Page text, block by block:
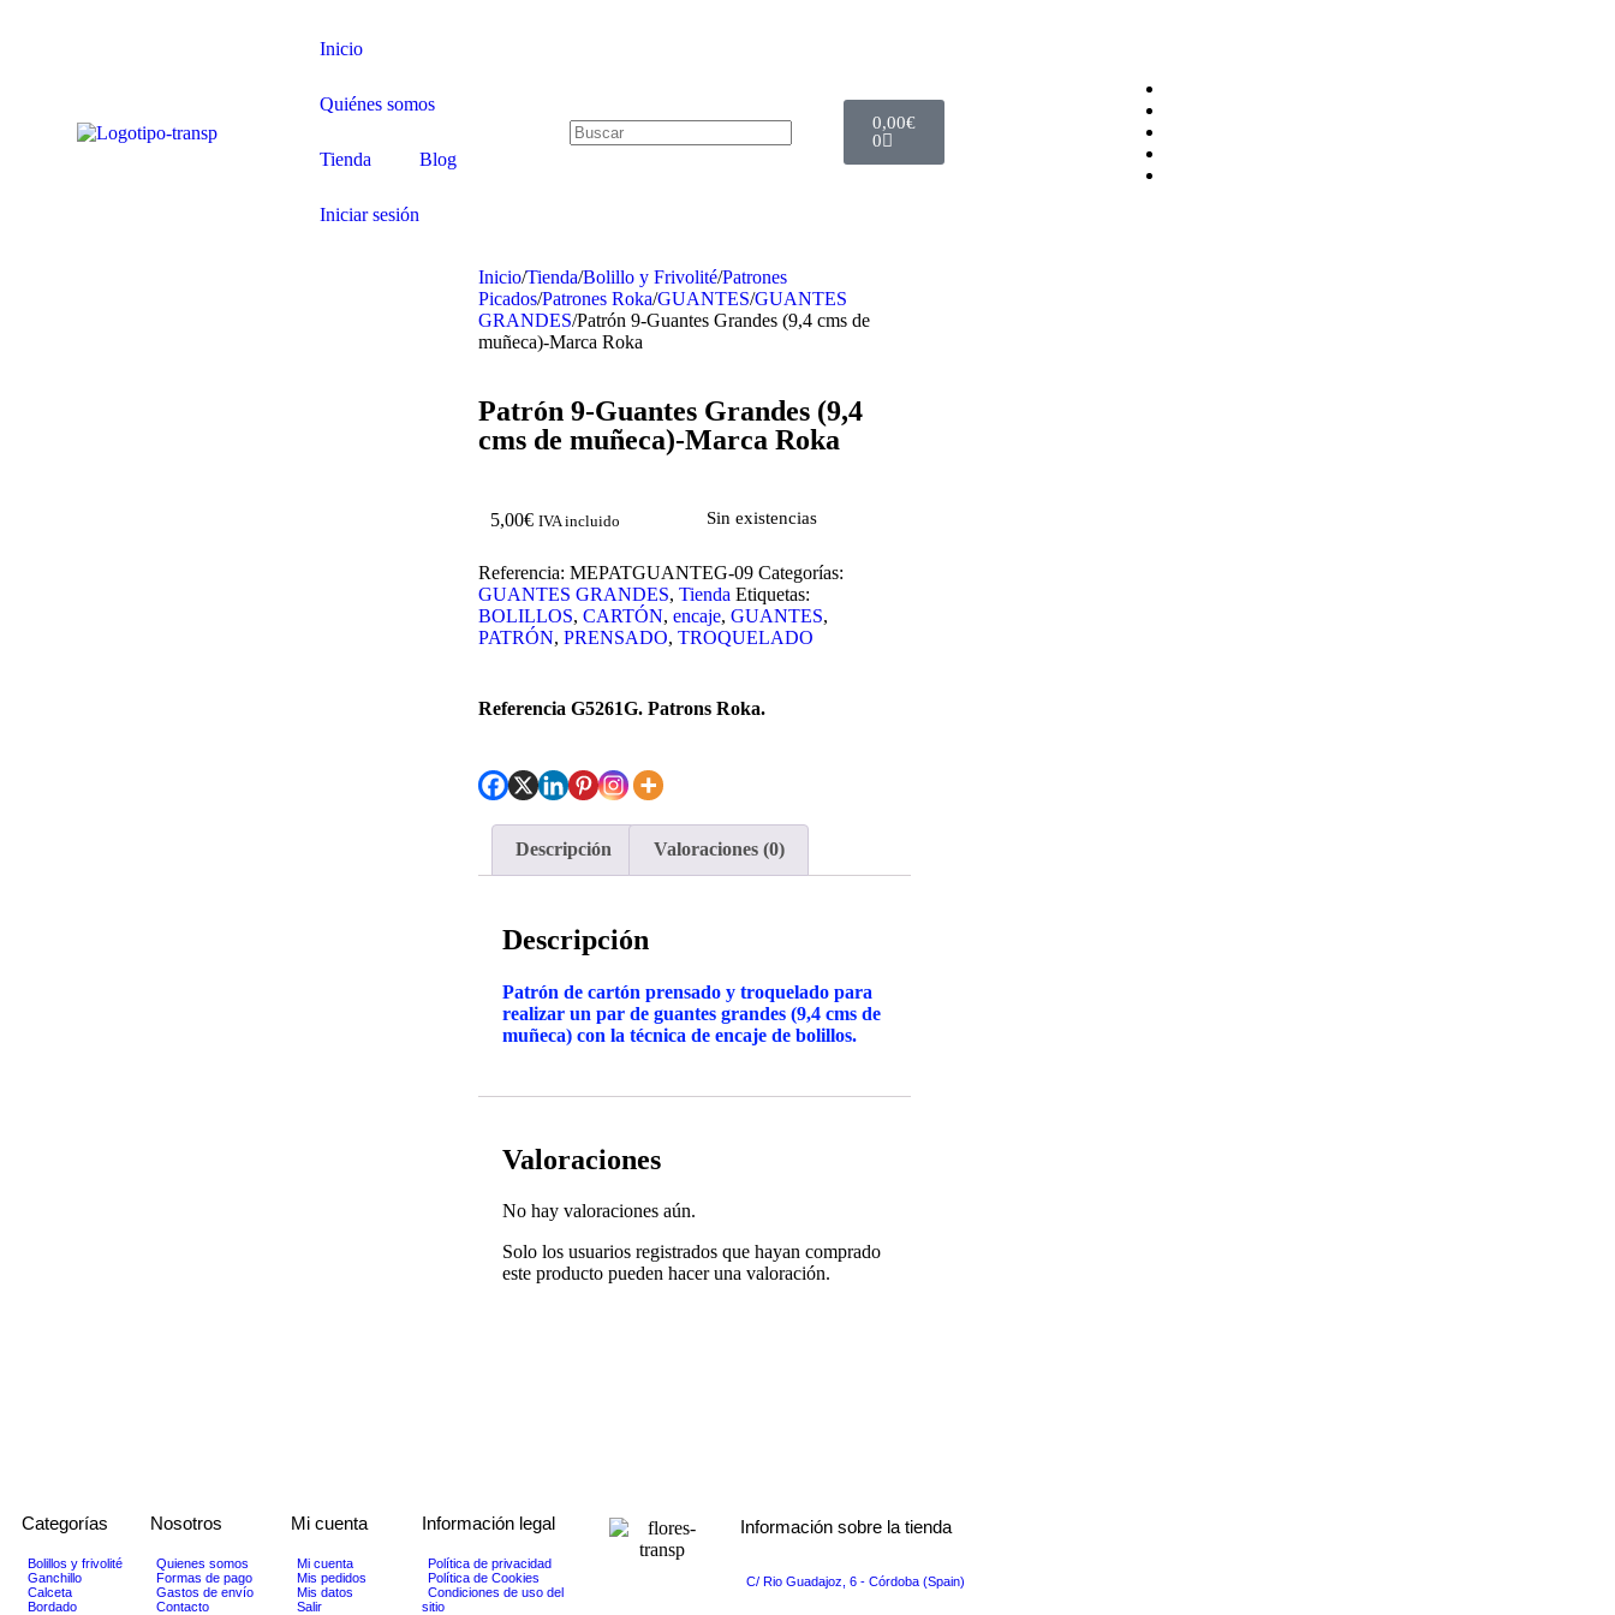
Inicio
Quiénes somos
Tienda Blog
Iniciar sesión
0,00€
0
Inicio/Tienda/Bolillo y Frivolité/Patrones
Picados/Patrones Roka/GUANTES/GUANTES
GRANDES/Patrón 9-Guantes Grandes (9,4 cms de
muñeca)-Marca Roka
Patrón 9-Guantes Grandes (9,4
cms de muñeca)-Marca Roka
5,00€ IVA incluido Sin existencias
Referencia: MEPATGUANTEG-09 Categorías:
GUANTES GRANDES, Tienda Etiquetas:
BOLILLOS, CARTÓN, encaje, GUANTES,
PATRÓN, PRENSADO, TROQUELADO
Referencia G5261G. Patrons Roka.
Descripción Valoraciones (0)
Descripción
Patrón de cartón prensado y troquelado para
realizar un par de guantes grandes (9,4 cms de
muñeca) con la técnica de encaje de bolillos.
Valoraciones
No hay valoraciones aún.
Solo los usuarios registrados que hayan comprado
este producto pueden hacer una valoración.
Categorías
Bolillos y frivolité
Ganchillo
Calceta
Bordado
Nosotros
Quienes somos
Formas de pago
Gastos de envío
Contacto
Mi cuenta
Mi cuenta
Mis pedidos
Mis datos
Salir
Información legal
Política de privacidad
Política de Cookies
Condiciones de uso del
sitio
Información sobre la tienda
C/ Rio Guadajoz, 6 - Córdoba (Spain)